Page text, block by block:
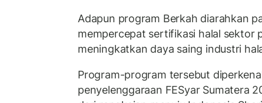
Adapun program Berkah diarahkan
mempercepat sertifikasi halal sektor
meningkatkan daya saing industri
Program-program tersebut
penyelenggaraan FESyar Sumatera